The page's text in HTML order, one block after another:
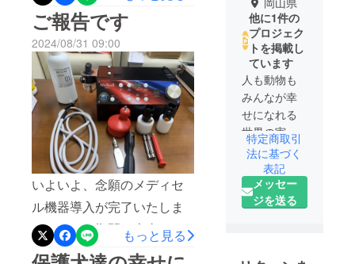
手紙は届きましたでしょう
か？本日は、お問合せが
あったのでリターンチケッ
トの使い方についてご説明
させていただきます。500お
得な前売り券（1000円OFF
クーポ
ン）ーーーーーーーーーー
ーーーーーーーーーーーこ
ちらは、マルシェor店舗・
訪問でご使用いただけま
す。通常のお値段より1000
ご報告です
2024/08/31 09:00
いよいよ、念願のメディセ
ル機器導入が完了いたしま
した！この期間、本当に苦
しい時もありました。行動
もっと見る
他に1件の
プロジェク
トを掲載し
ています
人も動物も
みんなが幸
せになれる
世界の実現
を目指して
出来る事か
らコツコツ
と行ってま
特定商取引
法に基づく
表記
メッセー
ジを送る